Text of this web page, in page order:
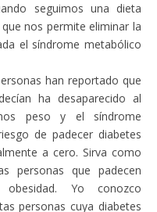
seguimos una dieta
nos permite eliminar la
el síndrome metabólico
han reportado que
ha desaparecido al
peso y el síndrome
de padecer diabetes
a cero. Sirva como
personas que padecen
Yo conozco
personas cuya diabetes